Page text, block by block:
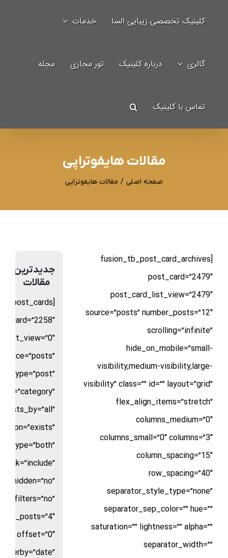
کلینیک تخصصی زیبایی السا خدمات
گالری درباره کلینیک تور مجازی مجله
تماس با کلینیک
مقالات هایفوتراپی
صفحه اصلی / مقالات هایفوتراپی
[fusion_tb_post_card_archives
post_card=”2479″
post_card_list_view=”2479″
source=”posts” number_posts=”12″
scrolling=”infinite”
hide_on_mobile=”small-
visibility,medium-visibility,large-
visibility” class=”” id=”” layout=”grid”
flex_align_items=”stretch”
columns_medium=”0″
columns_small=”0″ columns=”3″
column_spacing=”15″
row_spacing=”40″
separator_style_type=”none”
separator_sep_color=”” hue=””
saturation=”” lightness=”” alpha=””
separator_width=””
جدیدترین
مقالات
source=”posts”
posts_by=”all”
filters=”no”
offset=”0″
orderby=”date”